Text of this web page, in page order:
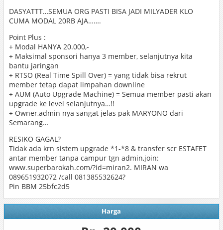
DASYATTT…SEMUA ORG PASTI BISA JADI MILYADER KLO
CUMA MODAL 20RB AJA…….
Point Plus :
+ Modal HANYA 20.000,-
+ Maksimal sponsori hanya 3 member, selanjutnya kita
bantu jaringan
+ RTSO (Real Time Spill Over) = yang tidak bisa rekrut
member tetap dapat limpahan downline
+ AUM (Auto Upgrade Machine) = Semua member pasti akan
upgrade ke level selanjutnya…!!
+ Owner,admin nya sangat jelas pak MARYONO dari
Semarang…
RESIKO GAGAL?
Tidak ada krn sistem upgrade *1-*8 & transfer scr ESTAFET
antar member tanpa campur tgn admin,join:
www.superbarokah.com/?id=miran2. MIRAN wa
089651932072 /call 081385532624?
Pin BBM 25bfc2d5
Harga